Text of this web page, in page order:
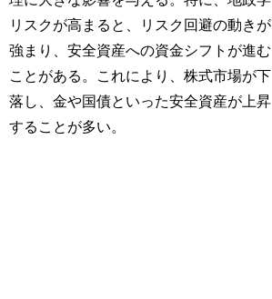
リスクが高まると、リスク回避の動きが
強まり、安全資産への資金シフトが進む
ことがある。これにより、株式市場が下
落し、金や国債といった安全資産が上昇
することが多い。